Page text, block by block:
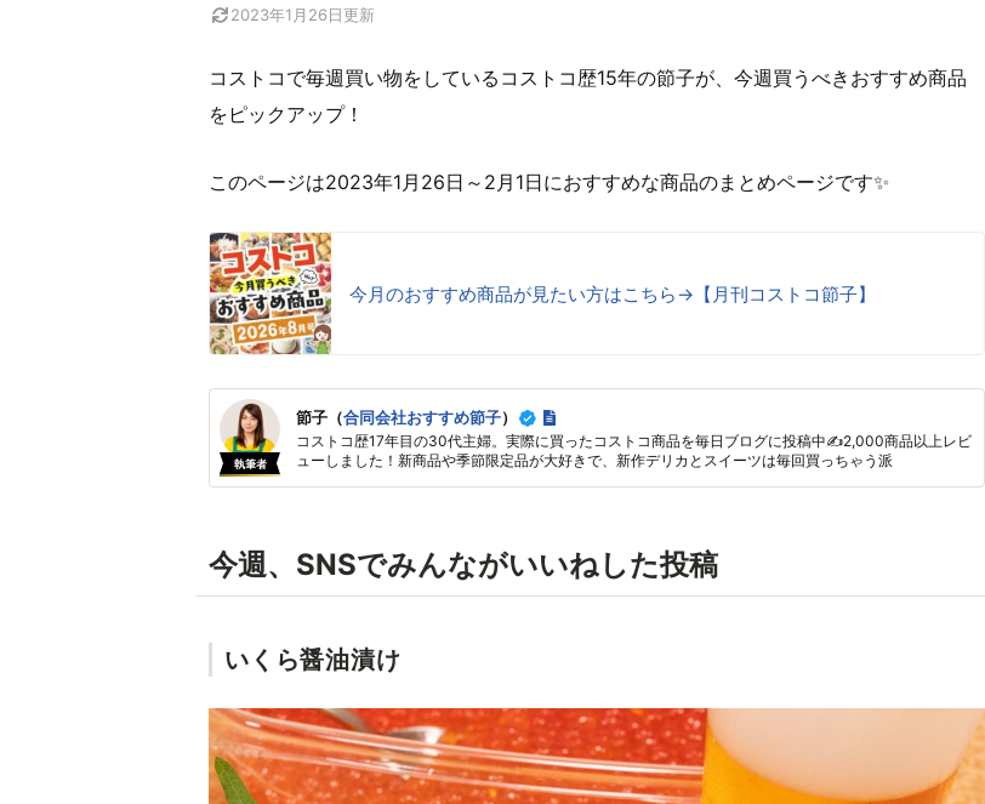
2023年1月26日更新
コストコで毎週買い物をしているコストコ歴15年の節子が、今週買うべきおすすめ商品
をピックアップ！
このページは2023年1月26日～2月1日におすすめな商品のまとめページです✨
今月のおすすめ商品が見たい方はこちら→【月刊コストコ節子】
執筆者
節子（合同会社おすすめ節子）
コストコ歴17年目の30代主婦。実際に買ったコストコ商品を毎日ブログに投稿中✍2,000商品以上レビ
ューしました！新商品や季節限定品が大好きで、新作デリカとスイーツは毎回買っちゃう派
今週、SNSでみんながいいねした投稿
いくら醤油漬け